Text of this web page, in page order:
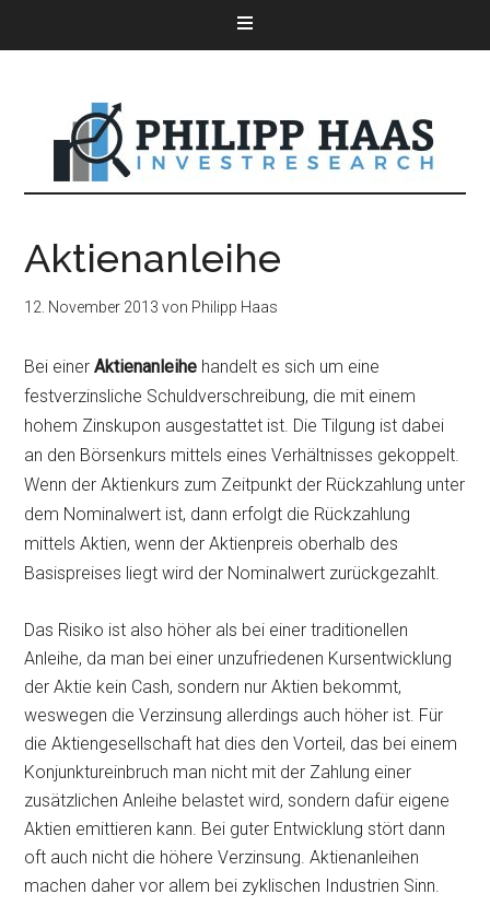
Aktienanleihe
12. November 2013 von Philipp Haas
Bei einerAktienanleihe handelt es sich um eine
festverzinsliche Schuldverschreibung, die mit einem
hohem Zinskupon ausgestattet ist. Die Tilgung ist dabei
an den Börsenkurs mittels eines Verhältnisses gekoppelt.
Wenn der Aktienkurs zum Zeitpunkt der Rückzahlung unter
dem Nominalwert ist, dann erfolgt die Rückzahlung
mittels Aktien, wenn der Aktienpreis oberhalb des
Basispreises liegt wird der Nominalwert zurückgezahlt.
Das Risiko ist also höher als bei einer traditionellen
Anleihe, da man bei einer unzufriedenen Kursentwicklung
der Aktie kein Cash, sondern nur Aktien bekommt,
weswegen die Verzinsung allerdings auch höher ist. Für
die Aktiengesellschaft hat dies den Vorteil, das bei einem
Konjunktureinbruch man nicht mit der Zahlung einer
zusätzlichen Anleihe belastet wird, sondern dafür eigene
Aktien emittieren kann. Bei guter Entwicklung stört dann
oft auch nicht die höhere Verzinsung. Aktienanleihen
machen daher vor allem bei zyklischen Industrien Sinn.